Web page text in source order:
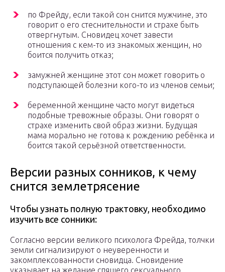
по Фрейду, если такой сон снится мужчине, это
говорит о его стеснительности и страхе быть
отвергнутым. Сновидец хочет завести
отношения с кем-то из знакомых женщин, но
боится получить отказ;
замужней женщине этот сон может говорить о
подступающей болезни кого-то из членов семьи;
беременной женщине часто могут видеться
подобные тревожные образы. Они говорят о
страхе изменить свой образ жизни. Будущая
мама морально не готова к рождению ребёнка и
боится такой серьёзной ответственности.
Версии разных сонников, к чему
снится землетрясение
Чтобы узнать полную трактовку, необходимо
изучить все сонники:
Согласно версии великого психолога Фрейда, толчки
земли сигнализируют о неуверенности и
закомплексованности сновидца. Сновидение
указывает на желание спящего сексуального